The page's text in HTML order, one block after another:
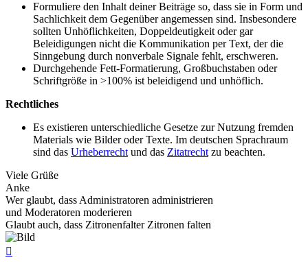
Formuliere den Inhalt deiner Beiträge so, dass sie in Form und
Sachlichkeit dem Gegenüber angemessen sind. Insbesondere
sollten Unhöflichkeiten, Doppeldeutigkeit oder gar
Beleidigungen nicht die Kommunikation per Text, der die
Sinngebung durch nonverbale Signale fehlt, erschweren.
Durchgehende Fett-Formatierung, Großbuchstaben oder
Schriftgröße in >100% ist beleidigend und unhöflich.
Rechtliches
Es existieren unterschiedliche Gesetze zur Nutzung fremden
Materials wie Bilder oder Texte. Im deutschen Sprachraum
sind das Urheberrecht und das Zitatrecht zu beachten.
Viele Grüße
Anke
Wer glaubt, dass Administratoren administrieren
und Moderatoren moderieren
Glaubt auch, dass Zitronenfalter Zitronen falten